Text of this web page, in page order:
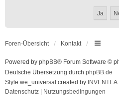
Foren-Übersicht Kontakt
Powered by phpBB® Forum Software ©
Deutsche Übersetzung durch phpBB.de
Style we_universal created by INVENTEA
Datenschutz
Nutzungsbedingungen